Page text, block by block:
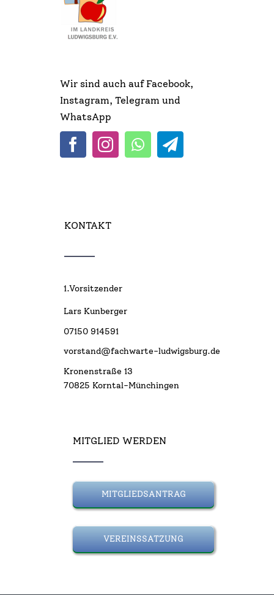
Wir sind auch auf Facebook,
Instagram, Telegram und
WhatsApp
KONTAKT
1.Vorsitzender
Lars Kunberger
07150 914591
vorstand@fachwarte-ludwigsburg.de
Kronenstraße 13
70825 Korntal-Münchingen
MITGLIED WERDEN
MITGLIEDSANTRAG
VEREINSSATZUNG